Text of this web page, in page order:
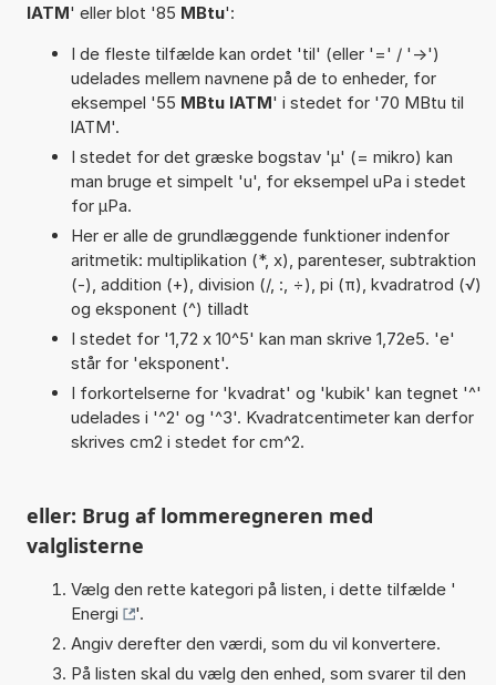
lATM' eller blot '85 MBtu':
I de fleste tilfælde kan ordet 'til' (eller '=' / '->')
udelades mellem navnene på de to enheder, for
eksempel '55 MBtu lATM' i stedet for '70 MBtu til
lATM'.
I stedet for det græske bogstav 'µ' (= mikro) kan
man bruge et simpelt 'u', for eksempel uPa i stedet
for µPa.
Her er alle de grundlæggende funktioner indenfor
aritmetik: multiplikation (*, x), parenteser, subtraktion
(-), addition (+), division (/, :, ÷), pi (π), kvadratrod (√)
og eksponent (^) tilladt
I stedet for '1,72 x 10^5' kan man skrive 1,72e5. 'e'
står for 'eksponent'.
I forkortelserne for 'kvadrat' og 'kubik' kan tegnet '^'
udelades i '^2' og '^3'. Kvadratcentimeter kan derfor
skrives cm2 i stedet for cm^2.
eller: Brug af lommeregneren med
valglisterne
Vælg den rette kategori på listen, i dette tilfælde '
Energi
'.
Angiv derefter den værdi, som du vil konvertere.
På listen skal du vælg den enhed, som svarer til den